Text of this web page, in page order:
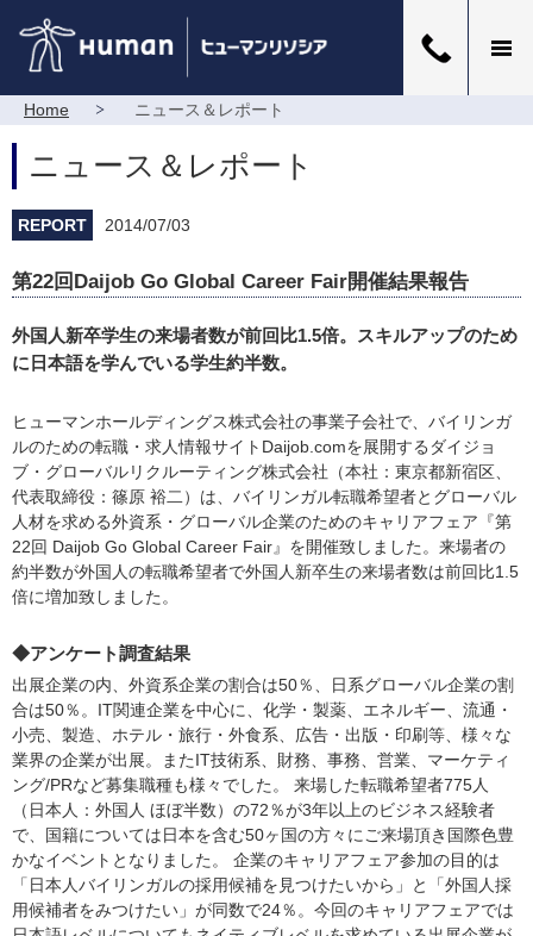
Home ニュース＆レポート
ニュース＆レポート
REPORT 2014/07/03
第22回Daijob Go Global Career Fair開催結果報告
外国人新卒学生の来場者数が前回比1.5倍。スキルアップのため
に日本語を学んでいる学生約半数。
ヒューマンホールディングス株式会社の事業子会社で、バイリンガ
ルのための転職・求人情報サイトDaijob.comを展開するダイジョ
ブ・グローバルリクルーティング株式会社（本社：東京都新宿区、
代表取締役：篠原 裕二）は、バイリンガル転職希望者とグローバル
人材を求める外資系・グローバル企業のためのキャリアフェア『第
22回 Daijob Go Global Career Fair』を開催致しました。来場者の
約半数が外国人の転職希望者で外国人新卒生の来場者数は前回比1.5
倍に増加致しました。
◆アンケート調査結果
出展企業の内、外資系企業の割合は50％、日系グローバル企業の割
合は50％。IT関連企業を中心に、化学・製薬、エネルギー、流通・
小売、製造、ホテル・旅行・外食系、広告・出版・印刷等、様々な
業界の企業が出展。またIT技術系、財務、事務、営業、マーケティ
ング/PRなど募集職種も様々でした。 来場した転職希望者775人
（日本人：外国人 ほぼ半数）の72％が3年以上のビジネス経験者
で、国籍については日本を含む50ヶ国の方々にご来場頂き国際色豊
かなイベントとなりました。 企業のキャリアフェア参加の目的は
「日本人バイリンガルの採用候補を見つけたいから」と「外国人採
用候補者をみつけたい」が同数で24％。今回のキャリアフェアでは